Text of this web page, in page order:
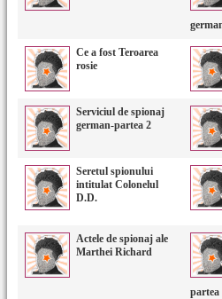
Ce a fost Teroarea
rosie
Serviciul de spionaj
german-partea 2
Seretul spionului
intitulat Colonelul
D.D.
Actele de spionaj ale
Marthei Richard
partea